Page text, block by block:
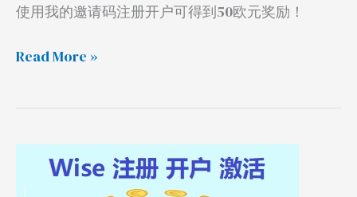
使用我的邀请码注册开户可得到50欧元奖励！
Read More »